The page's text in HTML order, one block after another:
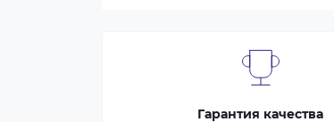
Гарантия качества